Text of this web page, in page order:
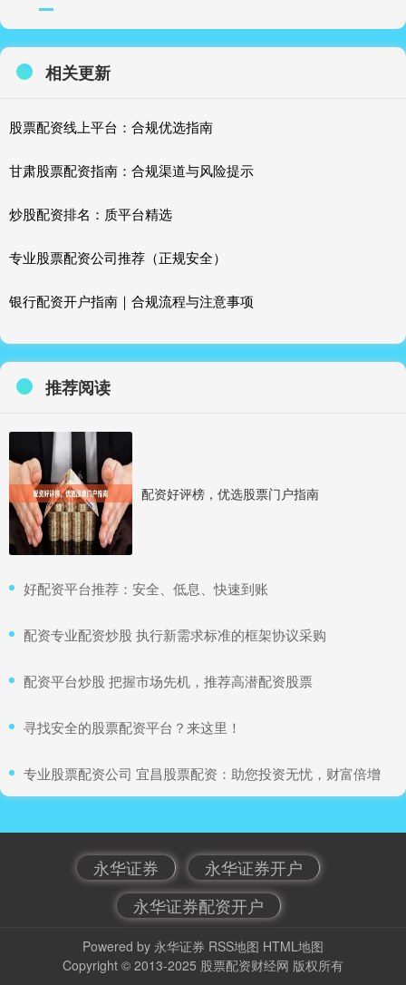
相关更新
股票配资线上平台：合规优选指南
甘肃股票配资指南：合规渠道与风险提示
炒股配资排名：质平台精选
专业股票配资公司推荐（正规安全）
银行配资开户指南｜合规流程与注意事项
推荐阅读
配资好评榜，优选股票门户指南
​好配资平台推荐：安全、低息、快速到账
​配资专业配资炒股 执行新需求标准的框架协议采购
​配资平台炒股 把握市场先机，推荐高潜配资股票
​寻找安全的股票配资平台？来这里！
​专业股票配资公司 宜昌股票配资：助您投资无忧，财富倍增
永华证券
永华证券开户
永华证券配资开户
Powered by 永华证券 RSS地图 HTML地图
Copyright © 2013-2025 股票配资财经网 版权所有